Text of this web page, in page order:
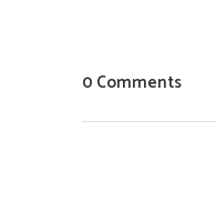
0 Comments